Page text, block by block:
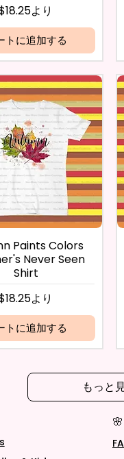
より
ール価格
トに追加する
Paints Colors
Never Seen
Shirt
より
ール価格
トに追加する
もっと